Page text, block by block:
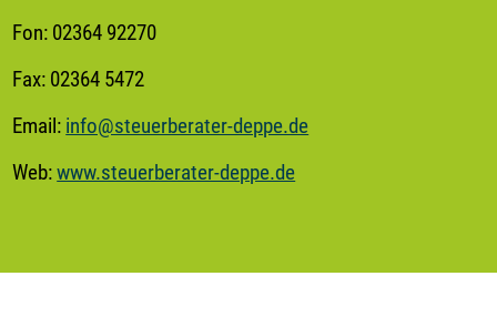
Fon: 02364 92270
Fax: 02364 5472
Email: info@steuerberater-deppe.de
Web:www.steuerberater-deppe.de